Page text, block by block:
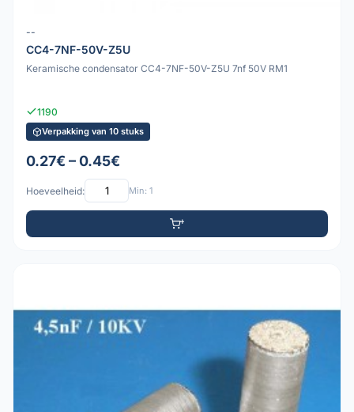
--
CC4-7NF-50V-Z5U
Keramische condensator CC4-7NF-50V-Z5U 7nf 50V RM1
1190
Verpakking van 10 stuks
0.27€ – 0.45€
Hoeveelheid: Min: 1